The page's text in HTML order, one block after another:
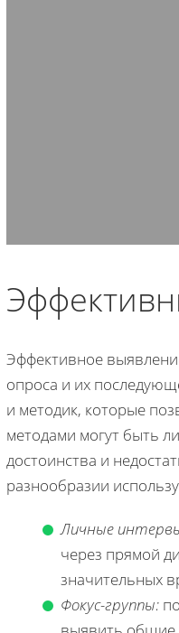
Эффективное
опроса и их
и методик, которые
методами могут быть
достоинства и
разнообразии
Личные
через прямой
значительных
Фокус-группы: